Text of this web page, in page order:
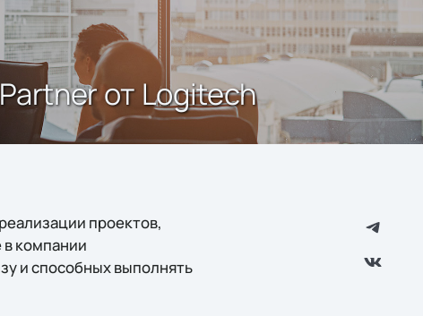
от Logitech
проектов,
компании
и способных выполнять